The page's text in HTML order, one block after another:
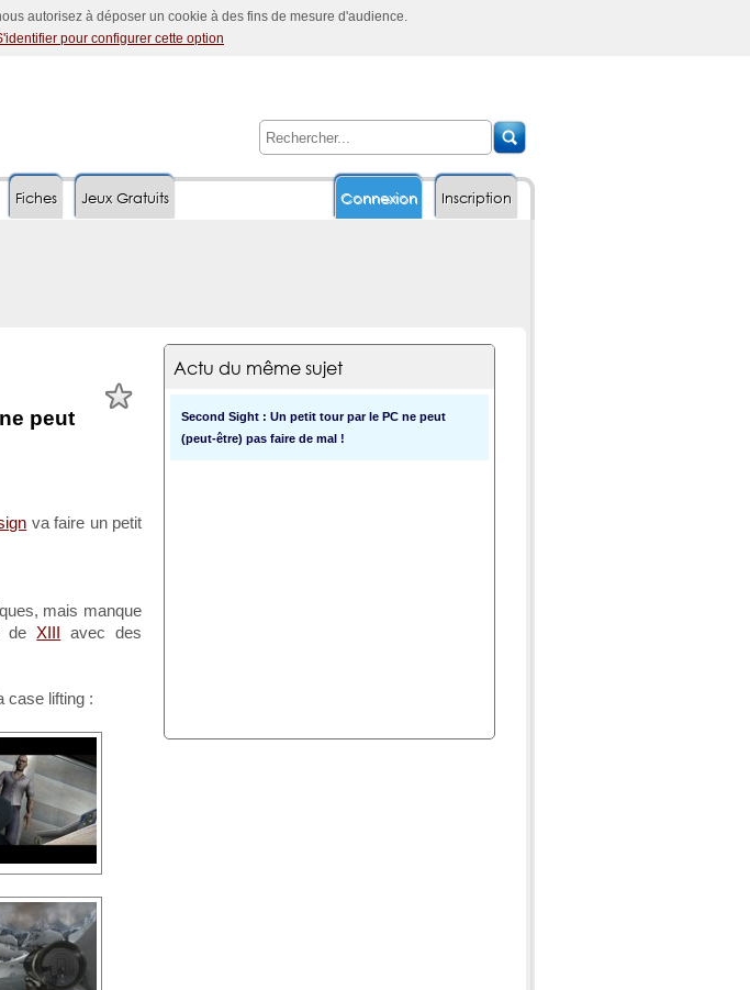
autorisez à déposer un cookie à des fins de mesure d'audience.
pour configurer cette option
Inscription
Fiches Connexion
Jeux Gratuits
peut
va faire un petit
mais manque
deXIII
avec des
case lifting :
Actu du même sujet
Second Sight : Un petit tour par le PC ne peut
(peut-être) pas faire de mal !